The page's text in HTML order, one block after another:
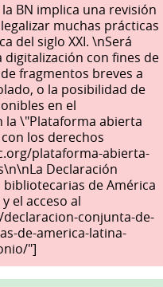
BN implica una revisión
muchas prácticas
del siglo XXI. \nSerá
con fines de
fragmentos breves a
o la posibilidad de
en el
la \"Plataforma abierta
los derechos
plataforma-abierta-
Declaración
de América
el acceso al
conjunta-de-
de-america-latina-
"]